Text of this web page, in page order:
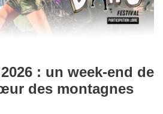
: un week-end de
des montagnes